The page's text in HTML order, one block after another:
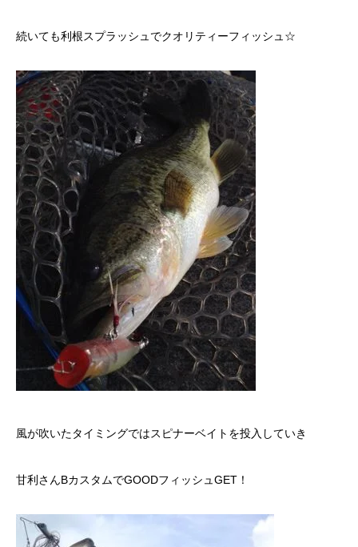
続いても利根スプラッシュでクオリティーフィッシュ☆
風が吹いたタイミングではスピナーベイトを投入していき
甘利さんBカスタムでGOODフィッシュGET！